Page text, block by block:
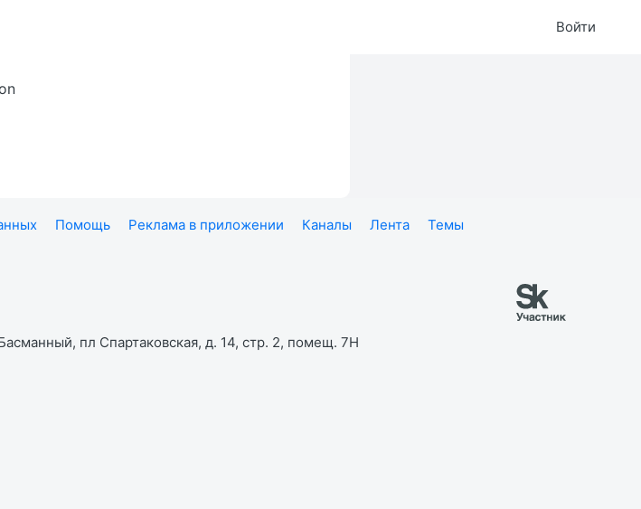
Войти
Помощь Реклама в приложении Каналы Лента
Темы
пл Спартаковская, д. 14, стр. 2, помещ. 7Н